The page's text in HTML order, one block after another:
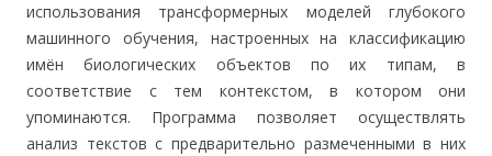
использования трансформерных моделей глубокого
машинного обучения, настроенных на классификацию
имён биологических объектов по их типам, в
соответствие с тем контекстом, в котором они
упоминаются. Программа позволяет осуществлять
анализ текстов с предварительно размеченными в них